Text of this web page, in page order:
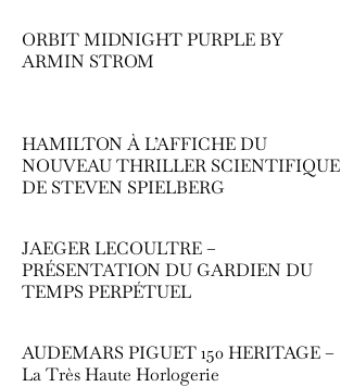
ORBIT MIDNIGHT PURPLE BY
ARMIN STROM
HAMILTON À L’AFFICHE DU
NOUVEAU THRILLER SCIENTIFIQUE
DE STEVEN SPIELBERG
JAEGER LECOULTRE –
PRÉSENTATION DU GARDIEN DU
TEMPS PERPÉTUEL
AUDEMARS PIGUET 150 HERITAGE –
La Très Haute Horlogerie